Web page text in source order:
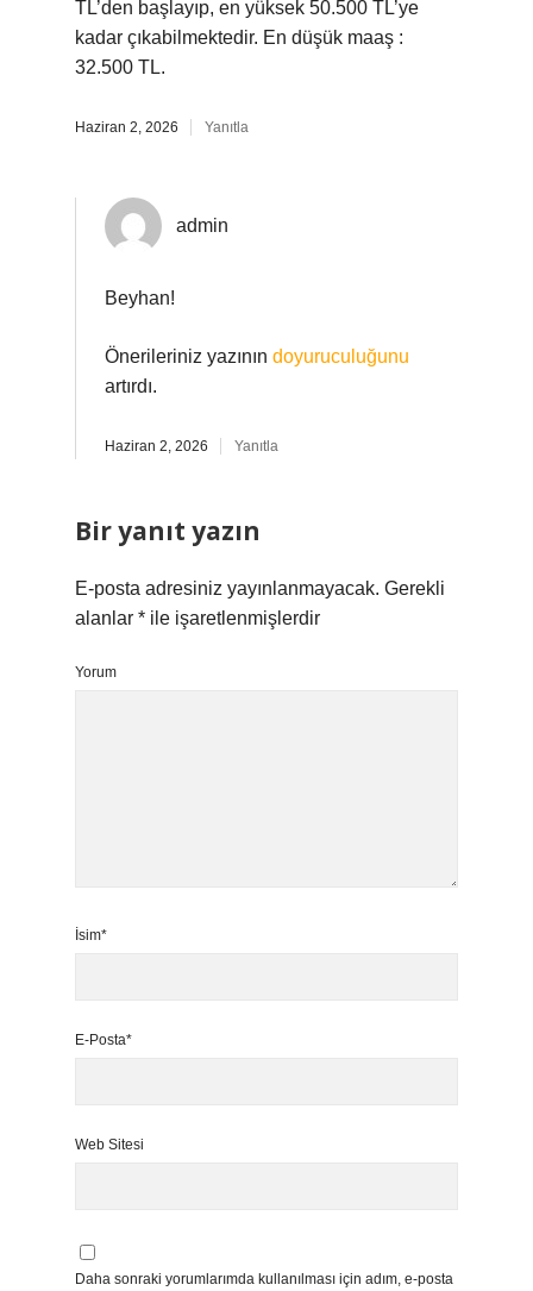
TL’den başlayıp, en yüksek 50.500 TL’ye
kadar çıkabilmektedir. En düşük maaş :
32.500 TL.
Haziran 2, 2026 Yanıtla
admin
Beyhan!
Önerileriniz yazının doyuruculuğunu
artırdı.
Haziran 2, 2026 Yanıtla
Bir yanıt yazın
E-posta adresiniz yayınlanmayacak. Gerekli
alanlar * ile işaretlenmişlerdir
Yorum
İsim*
E-Posta*
Web Sitesi
Daha sonraki yorumlarımda kullanılması için adım, e-posta